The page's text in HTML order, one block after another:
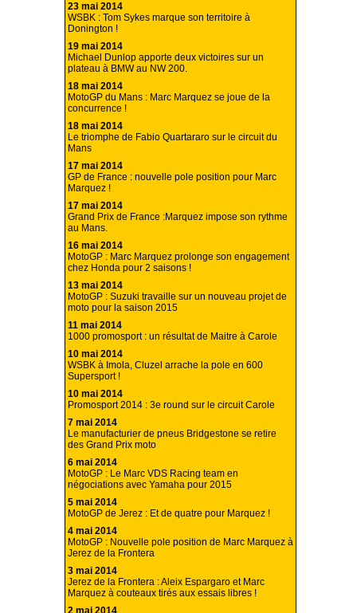
23 mai 2014
WSBK : Tom Sykes marque son territoire à
Donington !
19 mai 2014
Michael Dunlop apporte deux victoires sur un
plateau à BMW au NW 200.
18 mai 2014
MotoGP du Mans : Marc Marquez se joue de la
concurrence !
18 mai 2014
Le triomphe de Fabio Quartararo sur le circuit du
Mans
17 mai 2014
GP de France : nouvelle pole position pour Marc
Marquez !
17 mai 2014
Grand Prix de France :Marquez impose son rythme
au Mans.
16 mai 2014
MotoGP : Marc Marquez prolonge son engagement
chez Honda pour 2 saisons !
13 mai 2014
MotoGP : Suzuki travaille sur un nouveau projet de
moto pour la saison 2015
11 mai 2014
1000 promosport : un résultat de Maitre à Carole
10 mai 2014
WSBK à Imola, Cluzel arrache la pole en 600
Supersport !
10 mai 2014
Promosport 2014 : 3e round sur le circuit Carole
7 mai 2014
Le manufacturier de pneus Bridgestone se retire
des Grand Prix moto
6 mai 2014
MotoGP : Le Marc VDS Racing team en
négociations avec Yamaha pour 2015
5 mai 2014
MotoGP de Jerez : Et de quatre pour Marquez !
4 mai 2014
MotoGP : Nouvelle pole position de Marc Marquez à
Jerez de la Frontera
3 mai 2014
Jerez de la Frontera : Aleix Espargaro et Marc
Marquez à couteaux tirés aux essais libres !
2 mai 2014